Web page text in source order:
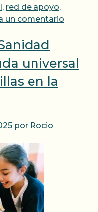
, red de apoyo,
un comentario
universal
en la
por Rocio